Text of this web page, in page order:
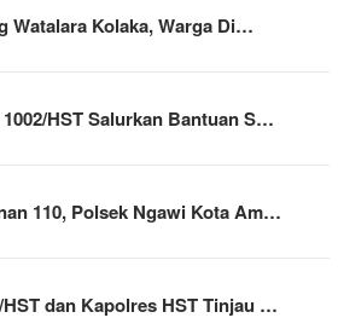
Watalara Kolaka, Warga Di…
HST Salurkan Bantuan S…
110, Polsek Ngawi Kota Am…
HST dan Kapolres HST Tinjau …